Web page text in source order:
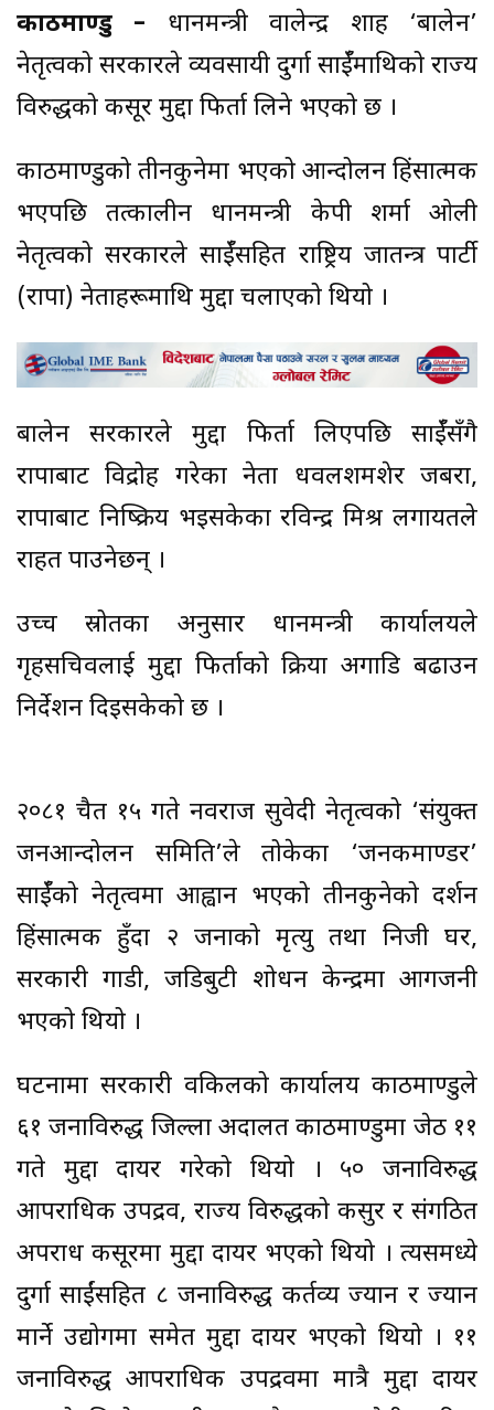
काठमाण्डु – प्रधानमन्त्री वालेन्द्र शाह ‘बालेन’
नेतृत्वको सरकारले व्यवसायी दुर्गा प्रसाईँमाथिको राज्य
विरुद्धको कसूर मुद्दा फिर्ता लिने भएको छ ।
काठमाण्डुको तीनकुनेमा भएको आन्दोलन हिंसात्मक
भएपछि तत्कालीन प्रधानमन्त्री केपी शर्मा ओली
नेतृत्वको सरकारले प्रसाईँसहित राष्ट्रिय प्रजातन्त्र पार्टी
(राप्रपा) नेताहरूमाथि मुद्दा चलाएको थियो ।
बालेन सरकारले मुद्दा फिर्ता लिएपछि प्रसाईँसँगै
राप्रपाबाट विद्रोह गरेका नेता धवलशमशेर जबरा,
राप्रपाबाट निष्क्रिय भइसकेका रविन्द्र मिश्र लगायतले
राहत पाउनेछन् ।
उच्च स्रोतका अनुसार प्रधानमन्त्री कार्यालयले
गृहसचिवलाई मुद्दा फिर्ताको प्रक्रिया अगाडि बढाउन
निर्देशन दिइसकेको छ ।
२०८१ चैत १५ गते नवराज सुवेदी नेतृत्वको ‘संयुक्त
जनआन्दोलन समिति’ले तोकेका ‘जनकमाण्डर’
प्रसाईँको नेतृत्वमा आह्वान भएको तीनकुनेको प्रदर्शन
हिंसात्मक हुँदा २ जनाको मृत्यु तथा निजी घर,
सरकारी गाडी, जडिबुटी प्रशोधन केन्द्रमा आगजनी
भएको थियो ।
घटनामा सरकारी वकिलको कार्यालय काठमाण्डुले
६१ जनाविरुद्ध जिल्ला अदालत काठमाण्डुमा जेठ ११
गते मुद्दा दायर गरेको थियो । ५० जनाविरुद्ध
आपराधिक उपद्रव, राज्य विरुद्धको कसुर र संगठित
अपराध कसूरमा मुद्दा दायर भएको थियो । त्यसमध्ये
दुर्गा प्रसाईंसहित ८ जनाविरुद्ध कर्तव्य ज्यान र ज्यान
मार्ने उद्योगमा समेत मुद्दा दायर भएको थियो । ११
जनाविरुद्ध आपराधिक उपद्रवमा मात्रै मुद्दा दायर